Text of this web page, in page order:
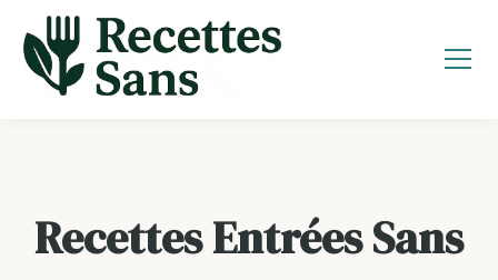
contenu
Recettes Entrées Sans